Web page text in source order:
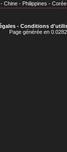
- Chine - Philippines - Corée
- Conditions
Page générée en